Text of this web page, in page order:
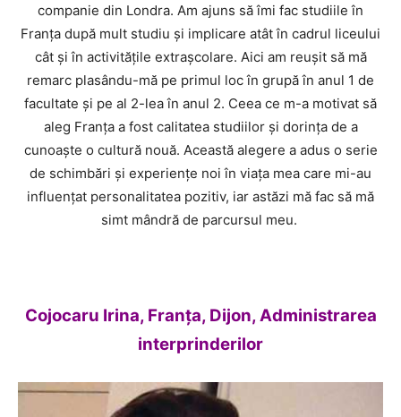
companie din Londra. Am ajuns să îmi fac studiile în
Franţa după mult studiu şi implicare atât în cadrul liceului
cât şi în activităţile extraşcolare. Aici am reuşit să mă
remarc plasându-mă pe primul loc în grupă în anul 1 de
facultate şi pe al 2-lea în anul 2. Ceea ce m-a motivat să
aleg Franţa a fost calitatea studiilor şi dorinţa de a
cunoaşte o cultură nouă. Această alegere a adus o serie
de schimbări şi experienţe noi în viaţa mea care mi-au
influenţat personalitatea pozitiv, iar astăzi mă fac să mă
simt mândră de parcursul meu.
Cojocaru Irina, Franța, Dijon, Administrarea
interprinderilor